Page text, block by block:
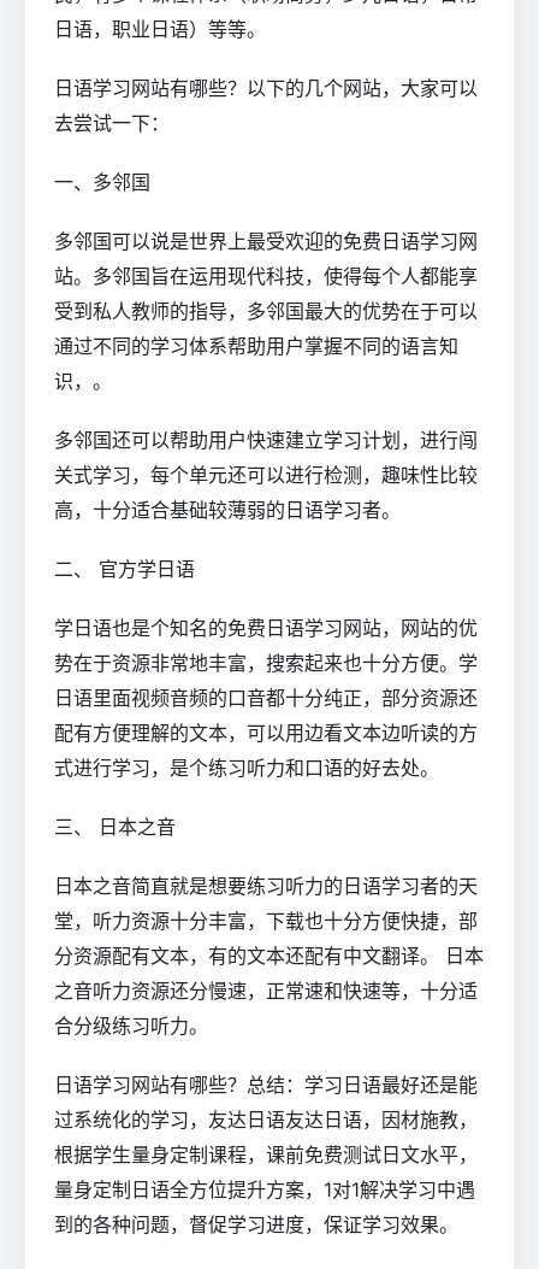
日语，职业日语）等等。
日语学习网站有哪些？以下的几个网站，大家可以
去尝试一下：
一、多邻国
多邻国可以说是世界上最受欢迎的免费日语学习网
站。多邻国旨在运用现代科技，使得每个人都能享
受到私人教师的指导，多邻国最大的优势在于可以
通过不同的学习体系帮助用户掌握不同的语言知
识，。
多邻国还可以帮助用户快速建立学习计划，进行闯
关式学习，每个单元还可以进行检测，趣味性比较
高，十分适合基础较薄弱的日语学习者。
二、 官方学日语
学日语也是个知名的免费日语学习网站，网站的优
势在于资源非常地丰富，搜索起来也十分方便。学
日语里面视频音频的口音都十分纯正，部分资源还
配有方便理解的文本，可以用边看文本边听读的方
式进行学习，是个练习听力和口语的好去处。
三、 日本之音
日本之音简直就是想要练习听力的日语学习者的天
堂，听力资源十分丰富，下载也十分方便快捷，部
分资源配有文本，有的文本还配有中文翻译。 日本
之音听力资源还分慢速，正常速和快速等，十分适
合分级练习听力。
日语学习网站有哪些？总结：学习日语最好还是能
过系统化的学习，友达日语友达日语，因材施教，
根据学生量身定制课程，课前免费测试日文水平，
量身定制日语全方位提升方案，1对1解决学习中遇
到的各种问题，督促学习进度，保证学习效果。